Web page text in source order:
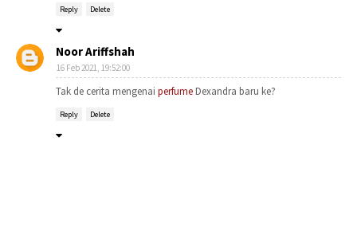
Reply Delete
Noor Ariffshah
16 Feb 2021, 19:52:00
Tak de cerita mengenai perfume Dexandra baru ke?
Reply Delete